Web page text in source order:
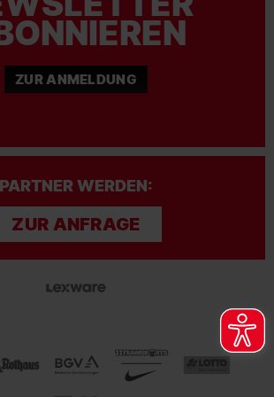
ZUR ANMELDUNG
PARTNER WERDEN:
ZUR ANFRAGE